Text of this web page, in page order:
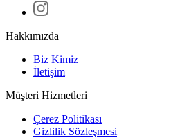
Hakkımızda
Biz Kimiz
İletişim
Müşteri Hizmetleri
Çerez Politikası
Gizlilik Sözleşmesi